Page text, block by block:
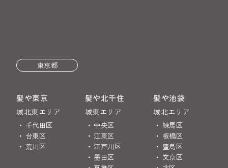
東京都
髪や東京
城北東エリア
千代田区
台東区
荒川区
髪や北千住
城東エリア
中央区
江東区
江戸川区
墨田区
髪や池袋
城北エリア
練馬区
板橋区
豊島区
文京区